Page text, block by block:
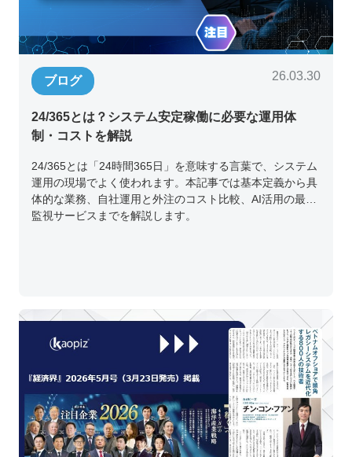
ブログ 26.03.30
24/365とは？システム安定稼働に必要な運用体
制・コストを解説
24/365とは「24時間365日」を意味する言葉で、システム
運用の現場でよく使われます。本記事では基本定義から具
体的な業務、自社運用と外注のコスト比較、AI活用の最新
監視サービスまでを解説します。